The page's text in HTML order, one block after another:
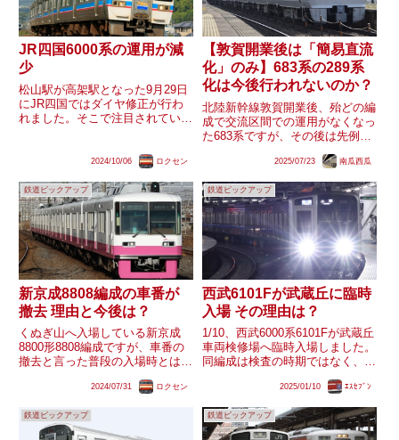
JR四国6000系の運用が減
少
松山駅が高架駅となった9月29日
にJR四国ではダイヤ修正が行わ
れました。そこで注目されている
確認されています。果たして
のは何故なのか、また今後同形...
2024/10/06 ロクセン
【敦賀開業後は「簡易直流
化」のみ】683系の289系
化は今後行われないのか？
北陸新幹線敦賀開業後、殆どの編
成で交流区間での運用がなくなっ
た683系ですが、その後は先例が
く実施されず、「簡易直流化工
289系化は北陸新幹線金沢開業時
に特急「しらさぎ」の運用を離...
2025/07/23 南瓜西瓜
鉄道ピックアップ
新京成8808編成の車番が
撤去 理由と今後は？
くぬぎ山へ入場している新京成
8800形8808編成ですが、車番の
撤去と言った普段の入場時とは異
京成電鉄との合併も控えておりま
今後の動きはどのようなものとな
るのでしょうか？
2024/07/31 ロクセン
鉄道ピックアップ
西武6101Fが武蔵丘に臨時
入場 その理由は？
1/10、西武6000系6101Fが武蔵丘
車両検修場へ臨時入場しました。
同編成は検査の時期ではなく、何
見られますが、その理由は何なの
でしょうか？
2025/01/10 ｴｽｾﾌﾞﾝ
鉄道ピックアップ 鉄道ピックアップ